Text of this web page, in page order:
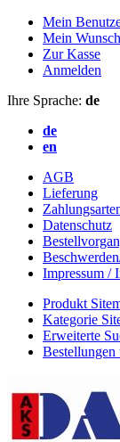
Mein
Mein
Zur Kasse
Anmelden
Ihre Sprache: de
de
en
AGB
Lieferung
Datenschutz
Impressum /
Produkt
Kategorie
Erweiterte
Bestellungen